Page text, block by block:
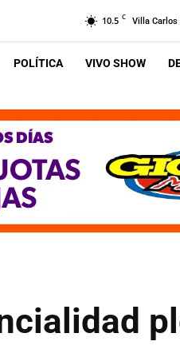
10.5 C Villa Carlos
POLÍTICA VIVO SHOW